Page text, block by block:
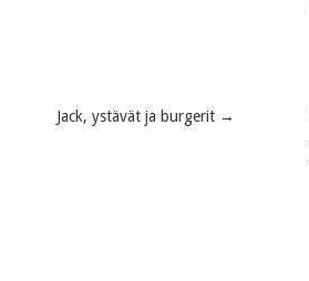
Jack, ystävät ja burgerit →